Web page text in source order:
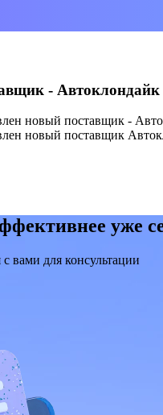
- Автоклондайк
новый поставщик -
новый поставщик
уже
вами для консультации